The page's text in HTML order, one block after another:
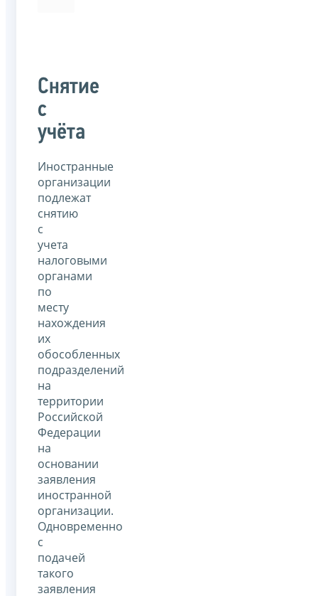
Снятие
с
учёта
Иностранные
организации
подлежат
снятию
с
учета
налоговыми
органами
по
месту
нахождения
их
обособленных
подразделений
на
территории
Российской
Федерации
на
основании
заявления
иностранной
организации.
Одновременно
с
подачей
такого
заявления